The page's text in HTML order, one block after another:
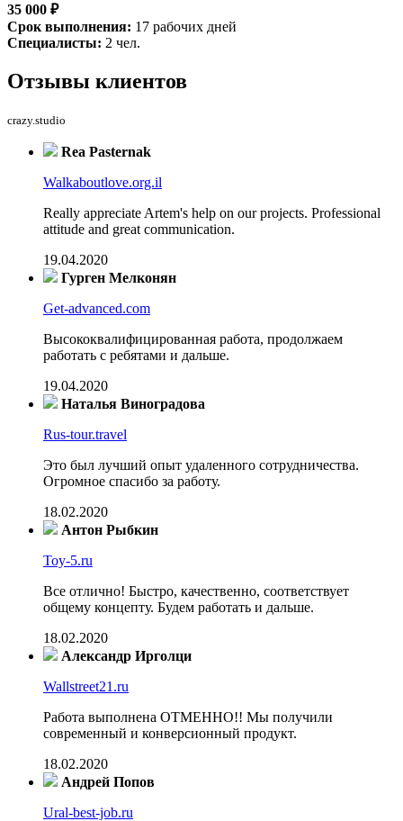
35 000 ₽
Срок выполнения: 17 рабочих дней
Специалисты: 2 чел.
Отзывы клиентов
crazy.studio
Rea Pasternak
Walkaboutlove.org.il
Really appreciate Artem's help on our projects. Professional
attitude and great communication.
19.04.2020
Гурген Мелконян
Get-advanced.com
Высококвалифицированная работа, продолжаем
работать с ребятами и дальше.
19.04.2020
Наталья Виноградова
Rus-tour.travel
Это был лучший опыт удаленного сотрудничества.
Огромное спасибо за работу.
18.02.2020
Антон Рыбкин
Toy-5.ru
Все отлично! Быстро, качественно, соответствует
общему концепту. Будем работать и дальше.
18.02.2020
Александр Ирголци
Wallstreet21.ru
Работа выполнена ОТМЕННО!! Мы получили
современный и конверсионный продукт.
18.02.2020
Андрей Попов
Ural-best-job.ru